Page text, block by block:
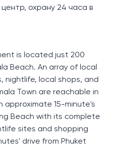
охрану 24 часа в
is located just 200
Beach. An array of local
nightlife, local shops, and
Town are reachable in
approximate 15-minute's
Beach with its complete
sites and shopping
drive from Phuket